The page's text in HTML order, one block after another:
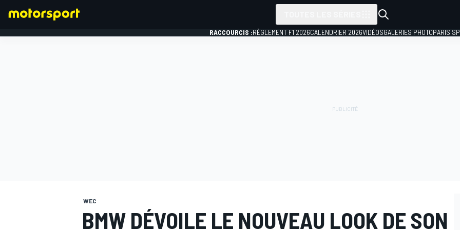
RACCOURCIS :RÈGLEMENT F1 2026CALENDRIER 2026VIDÉOSGALERIES PHOTOPARIS
WEC
BMW DÉVOILE LE NOUVEAU LOOK DE SON